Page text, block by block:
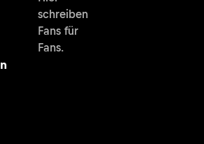
schreiben
Fans für
Fans.